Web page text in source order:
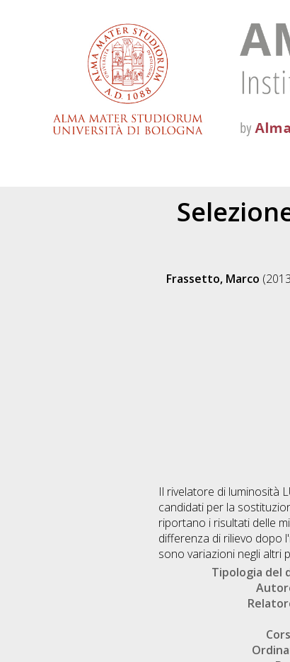
Frassetto, Marco
Il rivelatore di luminosità
candidati per la
riportano i risultati delle
differenza di rilievo dopo
sono variazioni negli altri
Tipologia del